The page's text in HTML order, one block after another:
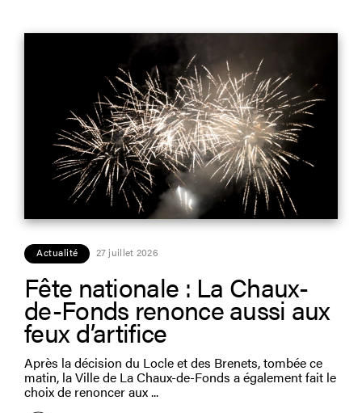
Actualité 27 juillet 2026
Fête nationale : La Chaux-
de-Fonds renonce aussi aux
feux d’artifice
Après la décision du Locle et des Brenets, tombée ce
matin, la Ville de La Chaux-de-Fonds a également fait le
choix de renoncer aux